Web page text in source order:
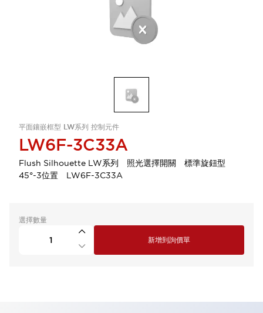
平面鑲嵌框型 LW系列 控制元件
LW6F-3C33A
Flush Silhouette LW系列 照光選擇開關 標準旋鈕型
45°-3位置 LW6F-3C33A
選擇數量
新增到詢價單